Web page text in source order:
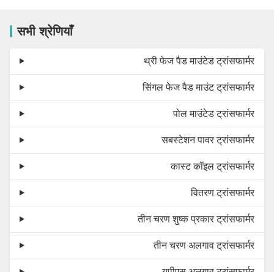
सभी श्रेणियाँ
थ्री फेज पैड माउंटेड ट्रांसफार्मर
सिंगल फेज पैड माउंट ट्रांसफार्मर
पोल माउंटेड ट्रांसफार्मर
सबस्टेशन पावर ट्रांसफार्मर
कास्ट कॉइल ट्रांसफार्मर
वितरण ट्रांसफार्मर
तीन चरण शुष्क प्रकार ट्रांसफार्मर
तीन चरण अलगाव ट्रांसफार्मर